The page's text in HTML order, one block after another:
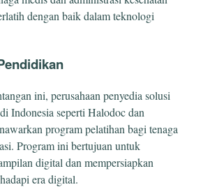
dengan baik dalam teknologi
ini, perusahaan penyedia solusi
Indonesia seperti Halodoc dan
program pelatihan bagi tenaga
Program ini bertujuan untuk
digital dan mempersiapkan
era digital.